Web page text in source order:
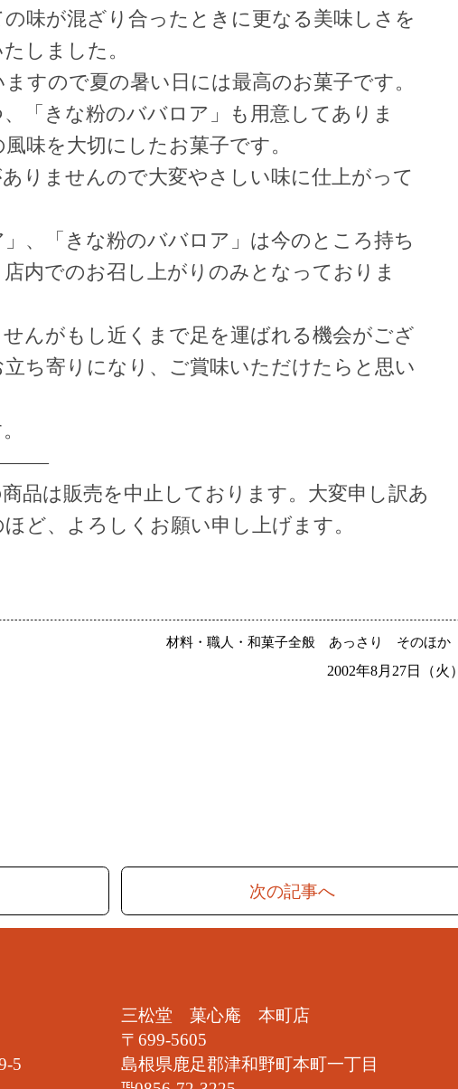
味が混ざり合ったときに更なる美味しさを
しました。
すので夏の暑い日には最高のお菓子です。
「きな粉のババロア」も用意してありま
味を大切にしたお菓子です。
りませんので大変やさしい味に仕上がって
、「きな粉のババロア」は今のところ持ち
内でのお召し上がりのみとなっておりま
んがもし近くまで足を運ばれる機会がござ
ち寄りになり、ご賞味いただけたらと思い
品は販売を中止しております。大変申し訳あ
ど、よろしくお願い申し上げます。
材料・職人・和菓子全般 あっさり そのほか
2002年8月27日（火）
次の記事へ
5
三松堂 菓心庵 本町店
〒699-5605
島根県鹿足郡津和野町本町一丁目